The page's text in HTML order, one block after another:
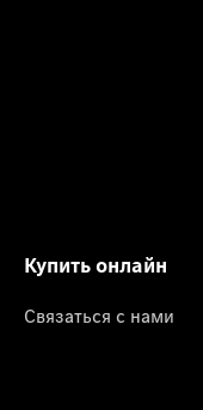
Купить онлайн
Связаться с нами